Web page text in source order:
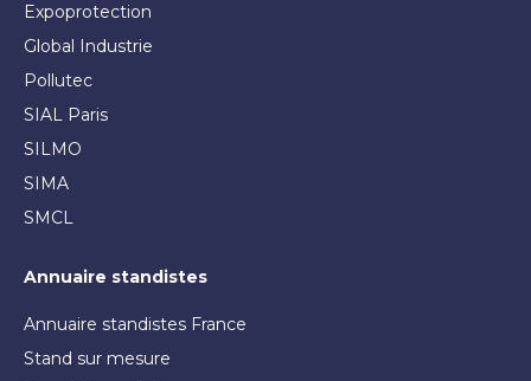
Expoprotection
Global Industrie
Pollutec
SIAL Paris
SILMO
SIMA
SMCL
Annuaire standistes
Annuaire standistes France
Stand sur mesure